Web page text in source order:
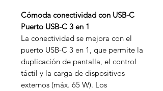
Cómoda conectividad con USB-C
Puerto USB-C 3 en 1
La conectividad se mejora con el
puerto USB-C 3 en 1, que permite la
duplicación de pantalla, el control
táctil y la carga de dispositivos
externos (máx. 65 W). Los